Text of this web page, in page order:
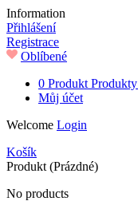
Information
Přihlášení
Registrace
Oblíbené
0 Produkt Produkty
Můj účet
Welcome Login
Košík
Produkt (Prázdné)
No products